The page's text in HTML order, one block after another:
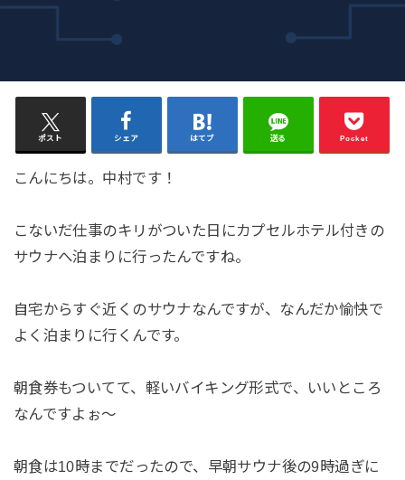
ポスト シェア はてブ 送る Pocket
こんにちは。中村です！
こないだ仕事のキリがついた日にカプセルホテル付きの
サウナへ泊まりに行ったんですね。
自宅からすぐ近くのサウナなんですが、なんだか愉快で
よく泊まりに行くんです。
朝食券もついてて、軽いバイキング形式で、いいところ
なんですよぉ〜
朝食は10時までだったので、早朝サウナ後の9時過ぎに